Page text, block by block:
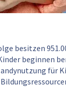
besitzen
beginnen
für